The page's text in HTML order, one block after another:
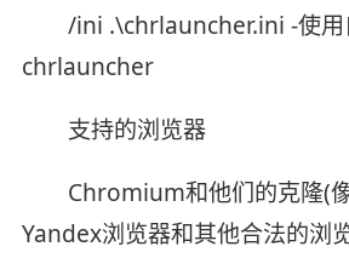
/ini .\chrlauncher.ini -使用
chrlauncher
支持的浏览器
Chromium和他们的克隆(像
Yandex浏览器和其他合法的浏